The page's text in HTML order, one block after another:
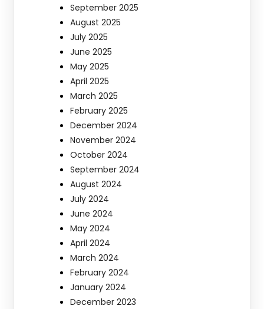
September 2025
August 2025
July 2025
June 2025
May 2025
April 2025
March 2025
February 2025
December 2024
November 2024
October 2024
September 2024
August 2024
July 2024
June 2024
May 2024
April 2024
March 2024
February 2024
January 2024
December 2023